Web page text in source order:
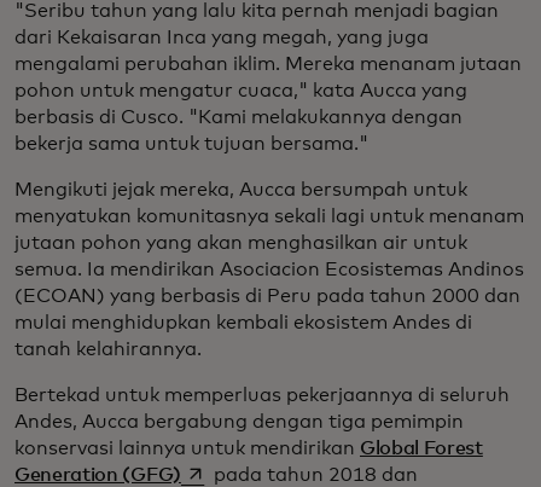
"Seribu tahun yang lalu kita pernah menjadi bagian
dari Kekaisaran Inca yang megah, yang juga
mengalami perubahan iklim. Mereka menanam jutaan
pohon untuk mengatur cuaca," kata Aucca yang
berbasis di Cusco. "Kami melakukannya dengan
bekerja sama untuk tujuan bersama."
Mengikuti jejak mereka, Aucca bersumpah untuk
menyatukan komunitasnya sekali lagi untuk menanam
jutaan pohon yang akan menghasilkan air untuk
semua. Ia mendirikan Asociacion Ecosistemas Andinos
(ECOAN) yang berbasis di Peru pada tahun 2000 dan
mulai menghidupkan kembali ekosistem Andes di
tanah kelahirannya.
Bertekad untuk memperluas pekerjaannya di seluruh
Andes, Aucca bergabung dengan tiga pemimpin
konservasi lainnya untuk mendirikan Global Forest
Generation (GFG)opens in a new tab
pada tahun 2018 dan